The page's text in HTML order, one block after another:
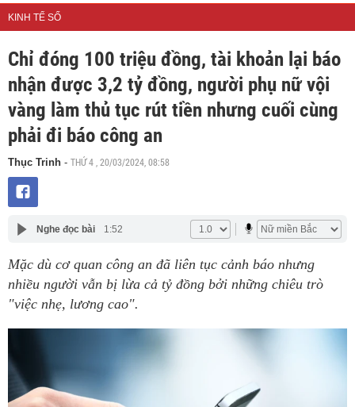
KINH TẾ SỐ
Chỉ đóng 100 triệu đồng, tài khoản lại báo
nhận được 3,2 tỷ đồng, người phụ nữ vội
vàng làm thủ tục rút tiền nhưng cuối cùng
phải đi báo công an
Thục Trinh - THỨ 4 , 20/03/2024, 08:58
Nghe đọc bài 1:52
Mặc dù cơ quan công an đã liên tục cảnh báo nhưng
nhiều người vẫn bị lừa cả tỷ đồng bởi những chiêu trò
"việc nhẹ, lương cao".